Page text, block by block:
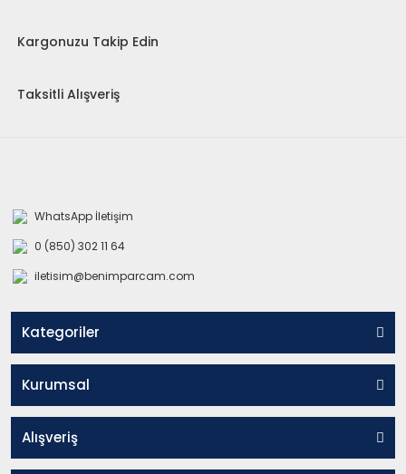
Kargonuzu Takip Edin
Taksitli Alışveriş
WhatsApp İletişim
0 (850) 302 11 64
iletisim@benimparcam.com
Kategoriler
Kurumsal
Alışveriş